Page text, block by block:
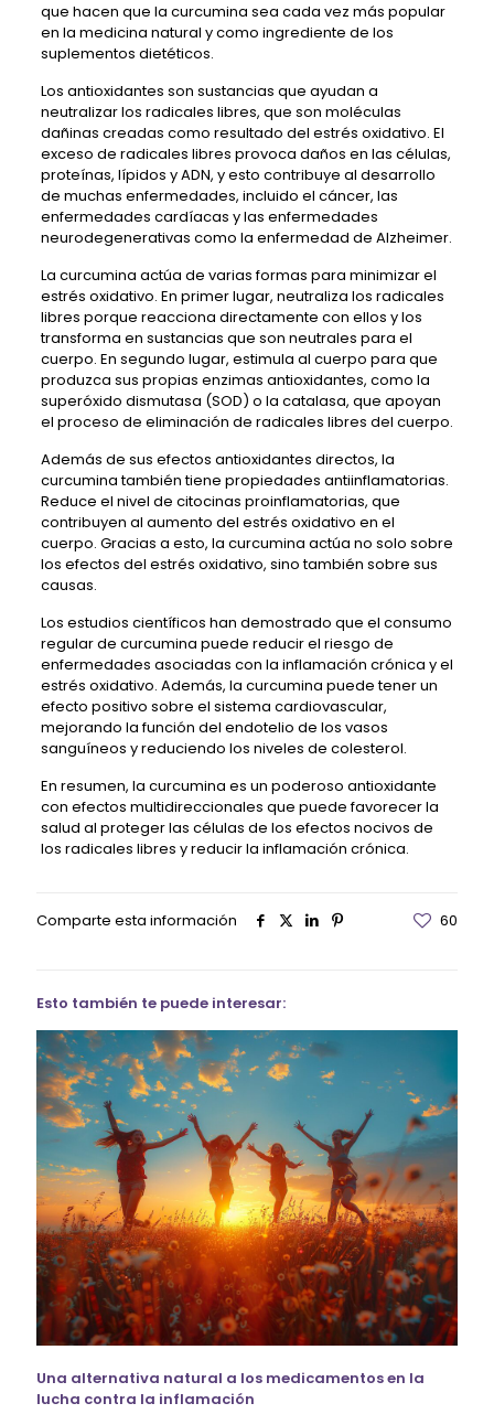
que hacen que la curcumina sea cada vez más popular
en la medicina natural y como ingrediente de los
suplementos dietéticos.
Los antioxidantes son sustancias que ayudan a
neutralizar los radicales libres, que son moléculas
dañinas creadas como resultado del estrés oxidativo. El
exceso de radicales libres provoca daños en las células,
proteínas, lípidos y ADN, y esto contribuye al desarrollo
de muchas enfermedades, incluido el cáncer, las
enfermedades cardíacas y las enfermedades
neurodegenerativas como la enfermedad de Alzheimer.
La curcumina actúa de varias formas para minimizar el
estrés oxidativo. En primer lugar, neutraliza los radicales
libres porque reacciona directamente con ellos y los
transforma en sustancias que son neutrales para el
cuerpo. En segundo lugar, estimula al cuerpo para que
produzca sus propias enzimas antioxidantes, como la
superóxido dismutasa (SOD) o la catalasa, que apoyan
el proceso de eliminación de radicales libres del cuerpo.
Además de sus efectos antioxidantes directos, la
curcumina también tiene propiedades antiinflamatorias.
Reduce el nivel de citocinas proinflamatorias, que
contribuyen al aumento del estrés oxidativo en el
cuerpo. Gracias a esto, la curcumina actúa no solo sobre
los efectos del estrés oxidativo, sino también sobre sus
causas.
Los estudios científicos han demostrado que el consumo
regular de curcumina puede reducir el riesgo de
enfermedades asociadas con la inflamación crónica y el
estrés oxidativo. Además, la curcumina puede tener un
efecto positivo sobre el sistema cardiovascular,
mejorando la función del endotelio de los vasos
sanguíneos y reduciendo los niveles de colesterol.
En resumen, la curcumina es un poderoso antioxidante
con efectos multidireccionales que puede favorecer la
salud al proteger las células de los efectos nocivos de
los radicales libres y reducir la inflamación crónica.
Comparte esta información 60
Esto también te puede interesar:
Una alternativa natural a los medicamentos en la
lucha contra la inflamación